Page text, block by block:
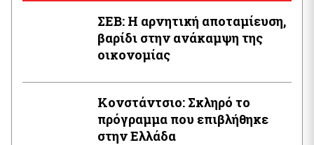
ΣΕΒ: Η αρνητική αποταμίευση,
βαρίδι στην ανάκαμψη της
οικονομίας
Κονστάντσιο: Σκληρό το
πρόγραμμα που επιβλήθηκε
στην Ελλάδα